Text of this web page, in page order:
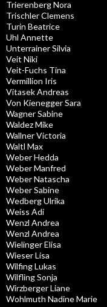
Trierenberg Nora
Trischler Clemens
Turin Beatrice
Uhl Annette
Unterrainer Silvia
Veit Niki
Veit-Fuchs Tina
Vermillion Iris
Vitasek Andreas
Von Kienegger Sara
Wagner Sabine
Waldez Mike
Wallner Victoria
Waltl Max
Weber Hedda
Weber Manfred
Weber Natascha
Weber Sabine
Wedberg Ulrika
Weiss Adi
Wenzl Andrea
Wenzl Andrea
Wielinger Elisa
Wieser Lisa
Wilfing Lukas
Wilfling Sonja
Wirzberger Liane
Wohlmuth Nadine Marie